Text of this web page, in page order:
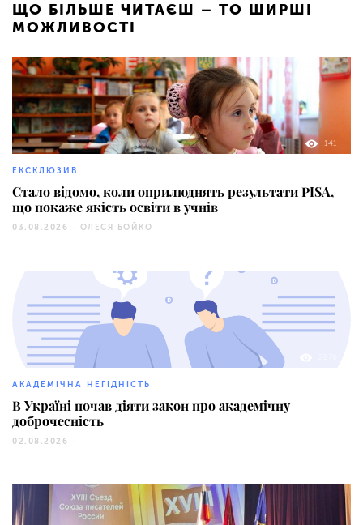
ЩО БІЛЬШЕ ЧИТАЄШ – ТО ШИРШІ
МОЖЛИВОСТІ
141
ЕКСКЛЮЗИВ
Стало відомо, коли оприлюднять результати PISA,
що покаже якість освіти в учнів
03.08.2026 - ОЛЕСЯ БОЙКО
АКАДЕМІЧНА НЕГІДНІСТЬ
В Україні почав діяти закон про академічну
доброчесність
02.08.2026 -